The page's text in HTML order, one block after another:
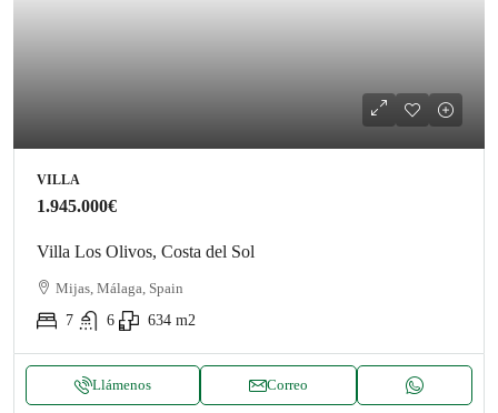
VILLA
1.945.000€
Villa Los Olivos, Costa del Sol
Mijas, Málaga, Spain
7
6 634 m2
Llámenos Correo